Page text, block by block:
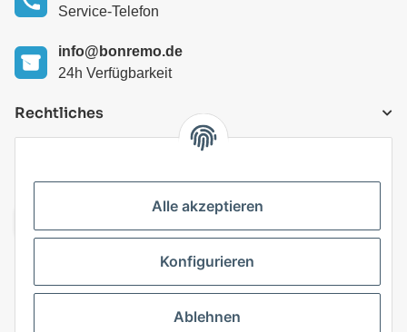
Service-Telefon
info@bonremo.de
24h Verfügbarkeit
Rechtliches
Alle akzeptieren
Konfigurieren
Ablehnen